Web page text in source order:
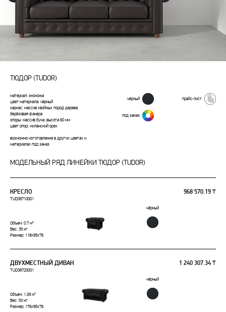
ТЮДОР (TUDOR)
материал: экокожа
цвет материала: чёрный
каркас: массив хвойных пород дерева,
берёзовая фанера
опоры: массив бука, высота 60 мм
цвет опор: миланский орех
возможно изготовление в других цветах и
материалах под заказ
чёрный
под заказ
прайс-лист
МОДЕЛЬНЫЙ РЯД ЛИНЕЙКИ ТЮДОР (TUDOR)
КРЕСЛО 968 570.19 ₸
TUD36710001
чёрный
Объем: 0.7 м³
Вес: 35 кг
Размер: 118x95x76
ДВУХМЕСТНЫЙ ДИВАН 1 240 307.34 ₸
TUD36720001
чёрный
Объем: 1.09 м³
Вес: 53 кг
Размер: 176x95x76